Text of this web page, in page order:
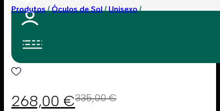
Produtos Óculos de Sol Unisexo
Saint Laurent 746
335,00€
268,00 €